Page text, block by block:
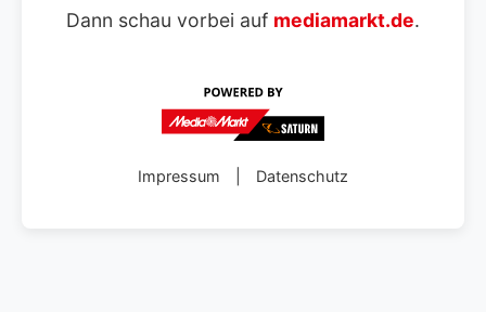
Dann schau vorbei auf mediamarkt.de.
Impressum Datenschutz